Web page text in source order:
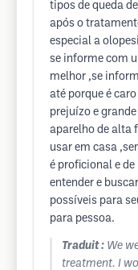
tipos de queda
após o
especial a
se informe com
melhor ,se
até porque é
prejuízo e
aparelho de alta
usar em casa
é proficional e
entender e
possíveis para
para pessoa.
Traduit : We
treatment. I